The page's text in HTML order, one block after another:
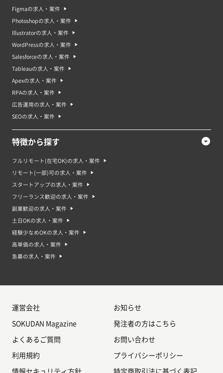
Figmaの求人・案件
Photoshopの求人・案件
Illustratorの求人・案件
WordPressの求人・案件
Salesforceの求人・案件
Tableauの求人・案件
Apexの求人・案件
RPAの求人・案件
広告運用の求人・案件
SEOの求人・案件
特徴から探す
フルリモート(在宅OK)の求人・案件
リモート(一部)可の求人・案件
スタートアップの求人・案件
フリーランス歓迎の求人・案件
副業歓迎の求人・案件
土日OKの求人・案件
経験少なめOKの求人・案件
高単価の求人・案件
急募の求人・案件
運営会社 お知らせ
SOKUDAN Magazine 発注者の方はこちら
よくあるご質問 お問い合わせ
利用規約 プライバシーポリシー
情報セキュリティ方針 特定商取引法に基づく表記